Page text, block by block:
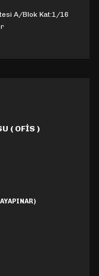
A/Blok Kat:1/16
( OFİS )
)